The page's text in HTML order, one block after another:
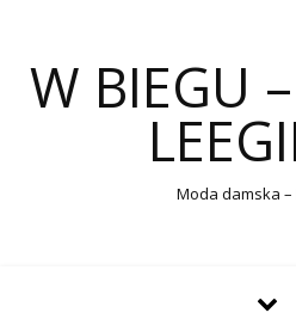
W BIEGU
Moda damska –